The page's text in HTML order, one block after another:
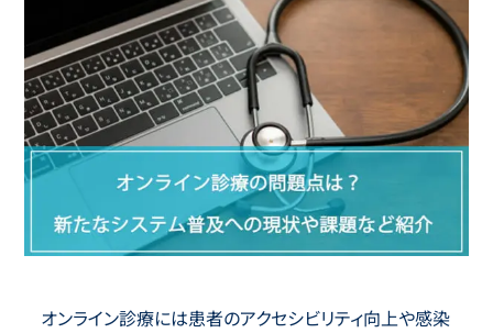
オンライン診療には患者のアクセシビリティ向上や感染